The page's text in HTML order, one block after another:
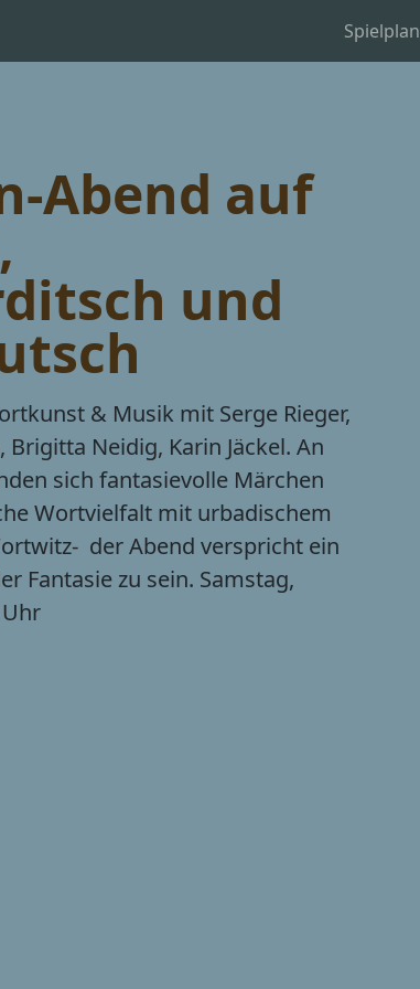
Spielplan
Abend auf
und
& Musik mit Serge Rieger,
Neidig, Karin Jäckel. An
sich fantasievolle Märchen
Wortvielfalt mit urbadischem
der Abend verspricht ein
Fantasie zu sein. Samstag,